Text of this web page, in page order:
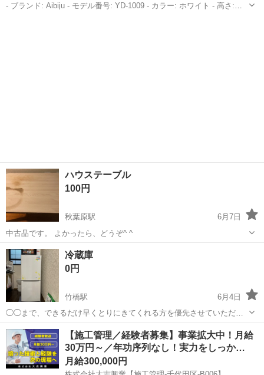
- ブランド: Aibiju - モデル番号: YD-1009 - カラー: ホワイト - 高さ:
ハウステーブル
100円
秋葉原駅
6月7日
中古品です。 よかったら、どうぞ^ ^
東京 千代田区 秋葉原駅
冷蔵庫
0円
竹橋駅
6月4日
◯◯まで、できるだけ早くとりにきてくれる方を優先させていただき
ます。 よろしくおねがいします。
東京 千代田区 竹橋駅 その他
【施工管理／経験者募集】事業拡大中！月給
30万円～／年功序列なし！実力をしっか…
月給300,000円